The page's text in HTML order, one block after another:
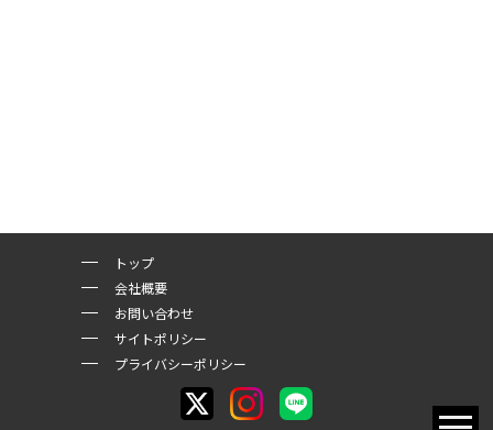
トップ
会社概要
お問い合わせ
サイトポリシー
プライバシーポリシー